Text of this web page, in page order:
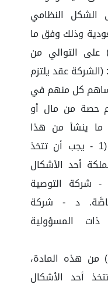
النظامي
وذلك وفق ما
على التوالي من
عقد يلتزم
كل منهم في
حصة من مال أو
ما ينشأ من هذا
المشروع من ربح أو خسارة.) (1 - يجب أن تتخذ
أحد الأشكال
- شركة التوصية
د - شركة
المسؤولية
4-مع مراعاة أحكام الفقرة (3) من هذه المادة،
أحد الأشكال